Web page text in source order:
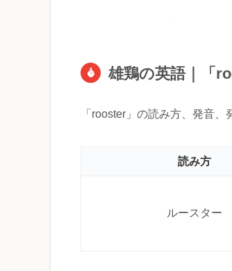
雄鶏の英語｜「
「rooster」の読み方、発音、
読み方
ルースター